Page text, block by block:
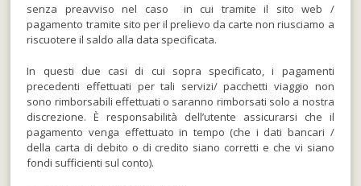
senza preavviso nel caso in cui tramite il sito web /
pagamento tramite sito per il prelievo da carte non riusciamo a
riscuotere il saldo alla data specificata.
In questi due casi di cui sopra specificato, i pagamenti
precedenti effettuati per tali servizi/ pacchetti viaggio non
sono rimborsabili effettuati o saranno rimborsati solo a nostra
discrezione. È responsabilità dell’utente assicurarsi che il
pagamento venga effettuato in tempo (che i dati bancari /
della carta di debito o di credito siano corretti e che vi siano
fondi sufficienti sul conto).